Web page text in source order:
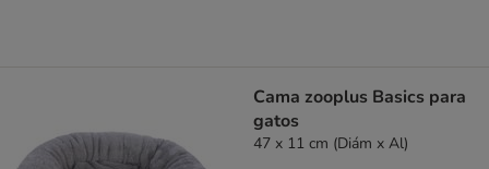
Cama zooplus Basics para
gatos
47 x 11 cm (Diám x Al)